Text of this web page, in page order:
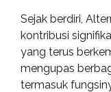
Sejak berdiri,
kontribusi
yang terus
mengupas
termasuk